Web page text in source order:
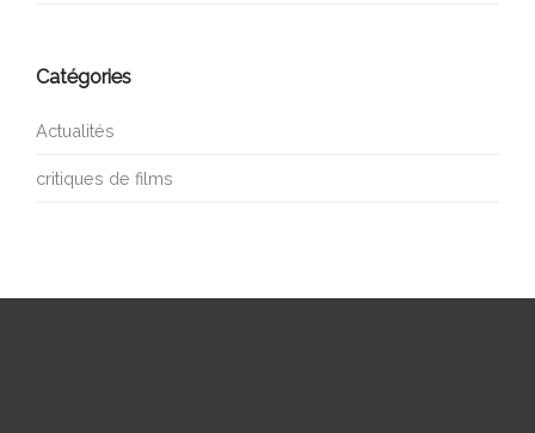
Catégories
Actualités
critiques de films